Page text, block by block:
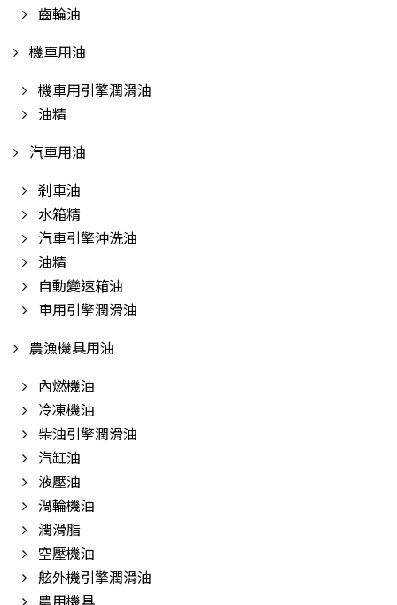
齒輪油
機車用油
機車用引擎潤滑油
油精
汽車用油
剎車油
水箱精
汽車引擎沖洗油
油精
自動變速箱油
車用引擎潤滑油
農漁機具用油
內燃機油
冷凍機油
柴油引擎潤滑油
汽缸油
液壓油
渦輪機油
潤滑脂
空壓機油
舷外機引擎潤滑油
農用機具